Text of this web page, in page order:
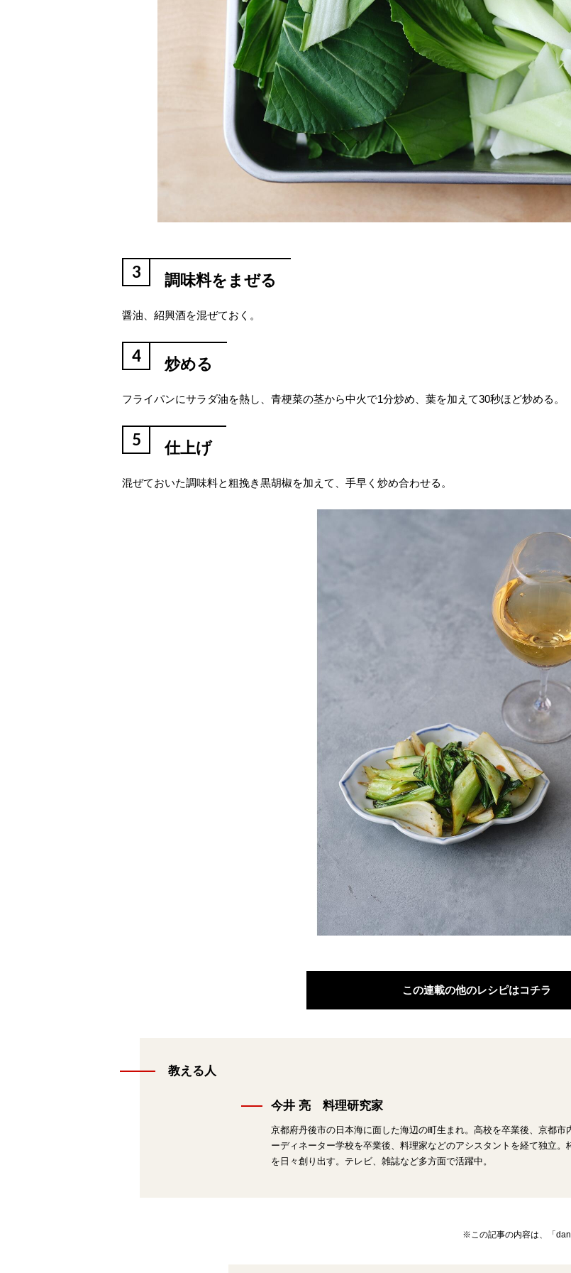
3 調味料をまぜる
醤油、紹興酒を混ぜておく。
4 炒める
フライパンにサラダ油を熱し、青梗菜の茎から中火で1分炒め、葉を加えて30秒ほど炒める。
5 仕上げ
混ぜておいた調味料と粗挽き黒胡椒を加えて、手早く炒め合わせる。
この連載の他のレシピはコチラ
教える人
今井 亮 料理研究家
京都府丹後市の日本海に面した海辺の町生まれ。高校を卒業後、京都
ーディネーター学校を卒業後、料理家などのアシスタントを経て独立
を日々創り出す。テレビ、雑誌など多方面で活躍中。
※この記事の内容は、「